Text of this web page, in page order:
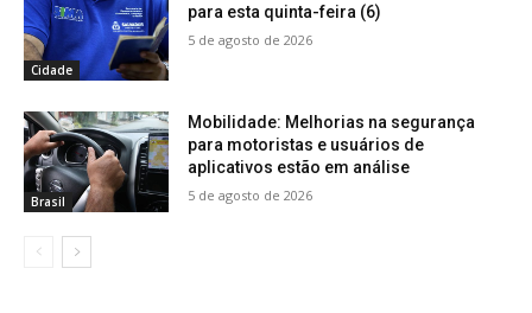
Cidade
para esta quinta-feira (6)
5 de agosto de 2026
Brasil
Mobilidade: Melhorias na segurança
para motoristas e usuários de
aplicativos estão em análise
5 de agosto de 2026